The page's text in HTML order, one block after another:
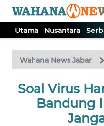
Utama Nusantara
Wahana News Jabar
Soal Virus
Bandung
TV
Tutup
UTAMA